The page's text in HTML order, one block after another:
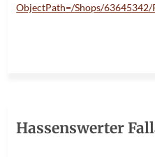
ObjectPath=/Shops/
Hassenswerter